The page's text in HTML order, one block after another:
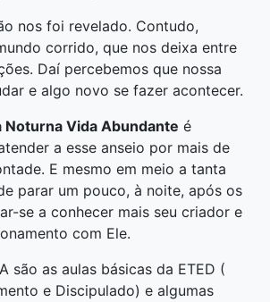
nos foi revelado. Contudo,
corrido, que nos deixa entre
Daí percebemos que nossa
e algo novo se fazer acontecer.
Noturna Vida Abundante é
a esse anseio por mais de
E mesmo em meio a tanta
parar um pouco, à noite, após os
se a conhecer mais seu criador e
com Ele.
são as aulas básicas da ETED (
e Discipulado) e algumas